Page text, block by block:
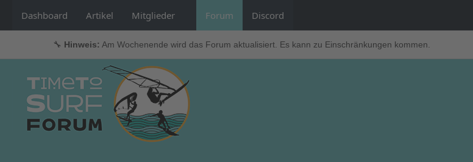
🔧 Hinweis: Am Wochenende wird das Forum aktualisiert. Es kann zu Einschränkungen kommen.
Dashboard Artikel Mitglieder Forum Discord